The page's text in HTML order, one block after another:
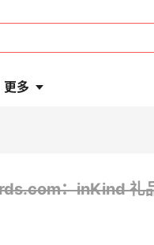
更多
：inKind 礼